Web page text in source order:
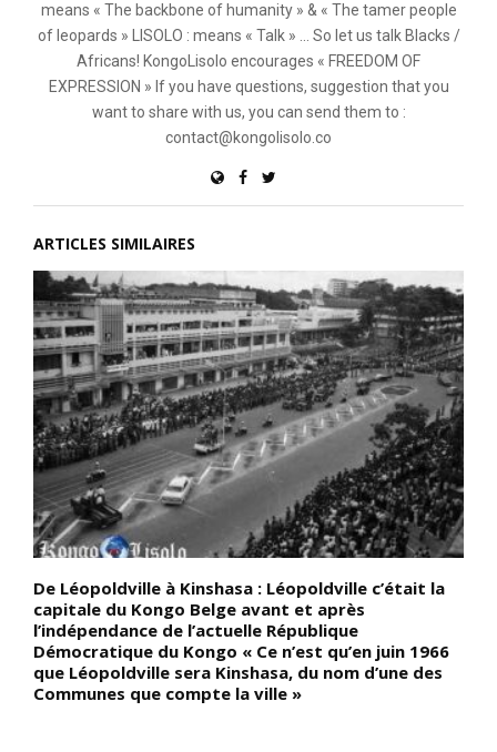
means « The backbone of humanity » & « The tamer people
of leopards » LISOLO : means « Talk » ... So let us talk Blacks /
Africans! KongoLisolo encourages « FREEDOM OF
EXPRESSION » If you have questions, suggestion that you
want to share with us, you can send them to :
contact@kongolisolo.co
ARTICLES SIMILAIRES
De Léopoldville à Kinshasa : Léopoldville c’était la
capitale du Kongo Belge avant et après
l’indépendance de l’actuelle République
Démocratique du Kongo « Ce n’est qu’en juin 1966
que Léopoldville sera Kinshasa, du nom d’une des
Communes que compte la ville »